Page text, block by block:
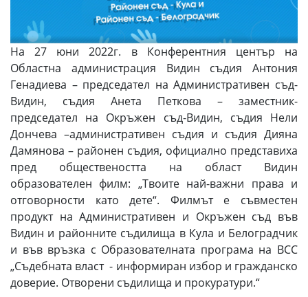
На 27 юни 2022г. в Конферентния център на
Областна администрация Видин съдия Антония
Генадиева – председател на Административен съд-
Видин, съдия Анета Петкова – заместник-
председател на Окръжен съд-Видин, съдия Нели
Дончева –административен съдия и съдия Дияна
Дамянова – районен съдия, официално представиха
пред обществеността на област Видин
образователен филм: „Твоите най-важни права и
отговорности като дете“. Филмът е съвместен
продукт на Административен и Окръжен съд във
Видин и районните съдилища в Кула и Белоградчик
и във връзка с Образователната програма на ВСС
„Съдебната власт - информиран избор и гражданско
доверие. Отворени съдилища и прокуратури.“